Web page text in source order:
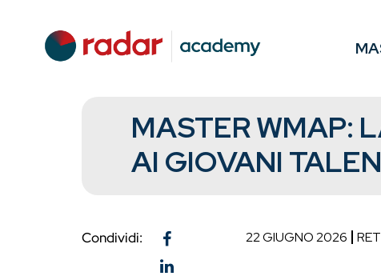
MASTER WMAP:
AI GIOVANI
22 GIUGNO 2026
Condividi: